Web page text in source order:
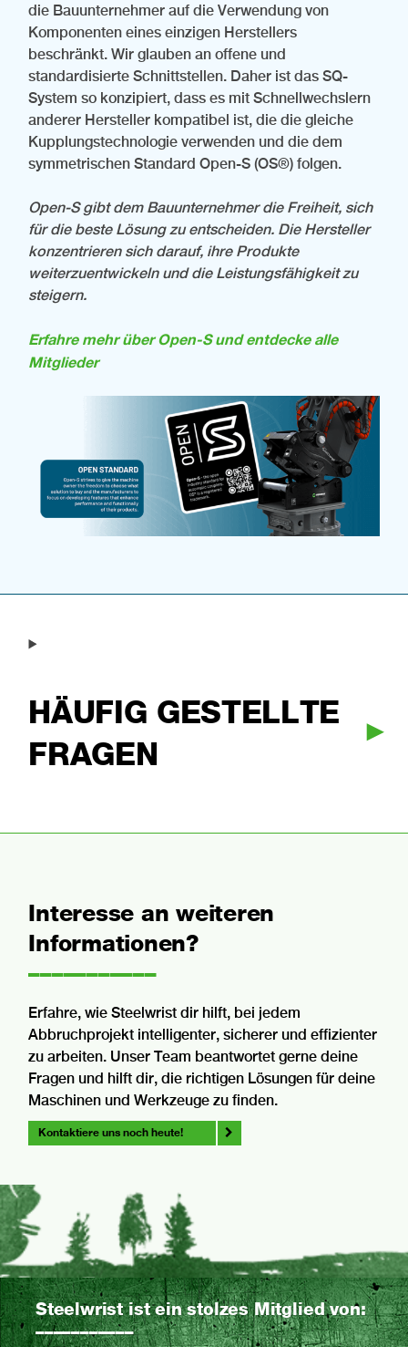
die Bauunternehmer auf die Verwendung von
Komponenten eines einzigen Herstellers
beschränkt. Wir glauben an offene und
standardisierte Schnittstellen. Daher ist das SQ-
System so konzipiert, dass es mit Schnellwechslern
anderer Hersteller kompatibel ist, die die gleiche
Kupplungstechnologie verwenden und die dem
symmetrischen Standard Open-S (OS®) folgen.
Open-S gibt dem Bauunternehmer die Freiheit, sich
für die beste Lösung zu entscheiden. Die Hersteller
konzentrieren sich darauf, ihre Produkte
weiterzuentwickeln und die Leistungsfähigkeit zu
steigern.
Erfahre mehr über Open-S und entdecke alle
Mitglieder
HÄUFIG GESTELLTE
FRAGEN
Interesse an weiteren
Informationen?
–––––––––––
Erfahre, wie Steelwrist dir hilft, bei jedem
Abbruchprojekt intelligenter, sicherer und effizienter
zu arbeiten. Unser Team beantwortet gerne deine
Fragen und hilft dir, die richtigen Lösungen für deine
Maschinen und Werkzeuge zu finden.
Kontaktiere uns noch heute!
Steelwrist ist ein stolzes Mitglied von:
–––––––––––